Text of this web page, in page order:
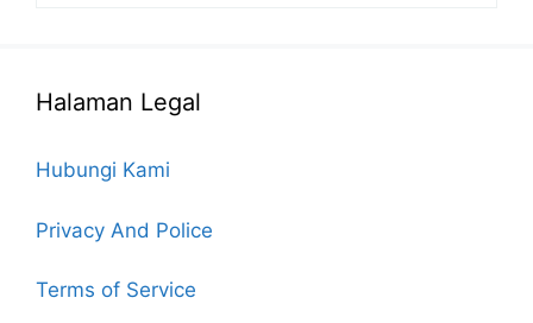
Halaman Legal
Hubungi Kami
Privacy And Police
Terms of Service